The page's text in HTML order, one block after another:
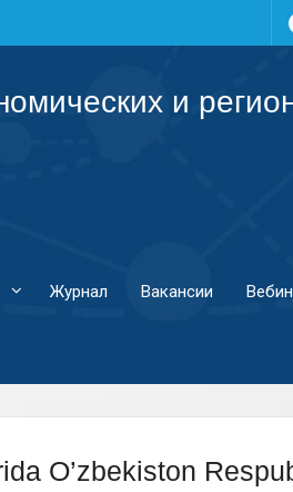
и
Журнал Вакансии
O’zbekiston